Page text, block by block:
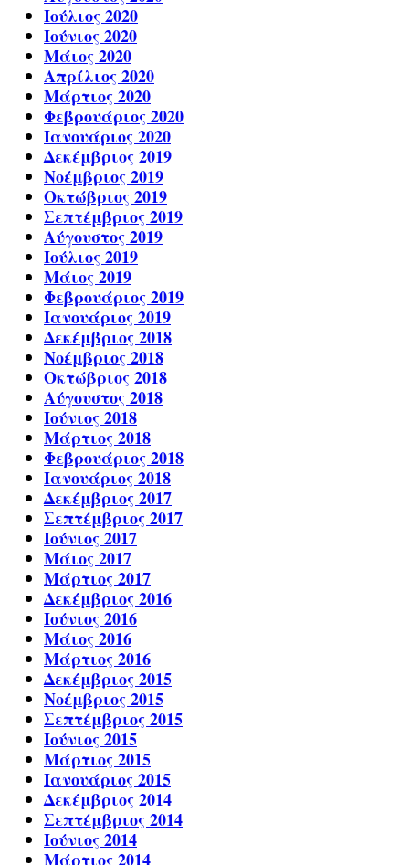
Ιούλιος 2020
Ιούνιος 2020
Μάιος 2020
Απρίλιος 2020
Μάρτιος 2020
Φεβρουάριος 2020
Ιανουάριος 2020
Δεκέμβριος 2019
Νοέμβριος 2019
Οκτώβριος 2019
Σεπτέμβριος 2019
Αύγουστος 2019
Ιούλιος 2019
Μάιος 2019
Φεβρουάριος 2019
Ιανουάριος 2019
Δεκέμβριος 2018
Νοέμβριος 2018
Οκτώβριος 2018
Αύγουστος 2018
Ιούνιος 2018
Μάρτιος 2018
Φεβρουάριος 2018
Ιανουάριος 2018
Δεκέμβριος 2017
Σεπτέμβριος 2017
Ιούνιος 2017
Μάιος 2017
Μάρτιος 2017
Δεκέμβριος 2016
Ιούνιος 2016
Μάιος 2016
Μάρτιος 2016
Δεκέμβριος 2015
Νοέμβριος 2015
Σεπτέμβριος 2015
Ιούνιος 2015
Μάρτιος 2015
Ιανουάριος 2015
Δεκέμβριος 2014
Σεπτέμβριος 2014
Ιούνιος 2014
Μάρτιος 2014